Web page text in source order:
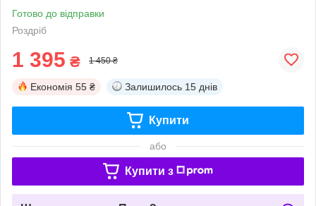
Готово до відправки
Роздріб
1 395 ₴ 1 450 ₴
Економія 55 ₴ Залишилось 15 днів
Купити
або
Купити з